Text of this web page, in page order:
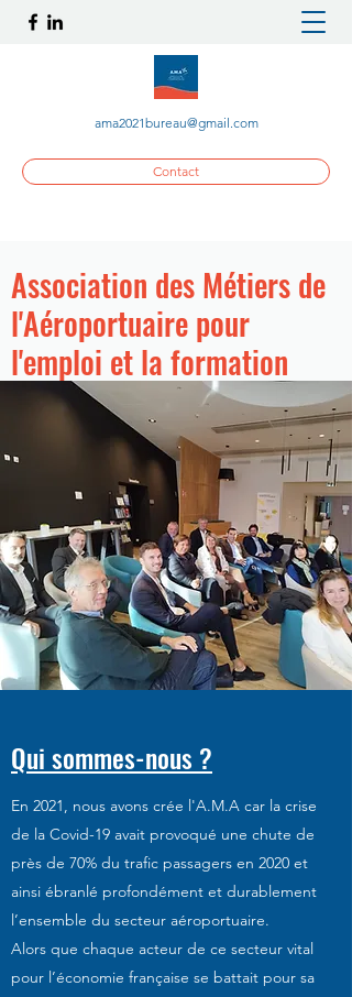
Contact
ama2021bureau@gmail.com
Qui sommes-nous ?
En 2021, nous avons crée l'A.M.A car la crise
de la Covid-19 avait provoqué une chute de
près de 70% du trafic passagers en 2020 et
ainsi ébranlé profondément et durablement
l’ensemble du secteur aéroportuaire.
Alors que chaque acteur de ce secteur vital
pour l’économie française se battait pour sa
Association des Métiers de
l'Aéroportuaire pour
l'emploi et la formation